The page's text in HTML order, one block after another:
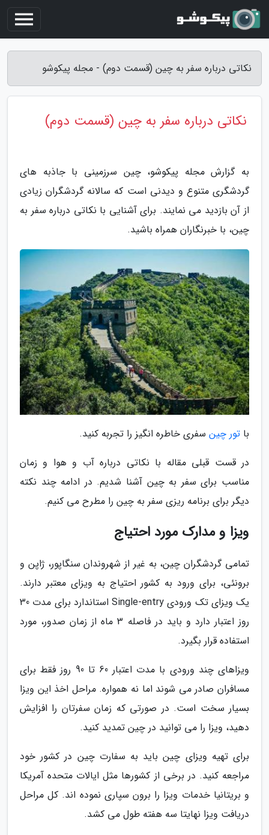
نکاتی درباره سفر به چین (قسمت دوم) - مجله پیکوشو
نکاتی درباره سفر به چین (قسمت دوم)
به گزارش مجله پیکوشو، چین سرزمینی با جاذبه های
گردشگری متنوع و دیدنی است که سالانه گردشگران زیادی
از آن بازدید می نمایند. برای آشنایی با نکاتی درباره سفر به
چین، با خبرنگاران همراه باشید.
با تور چین سفری خاطره انگیز را تجربه کنید.
در قست قبلی مقاله با نکاتی درباره آب و هوا و زمان
مناسب برای سفر به چین آشنا شدیم. در ادامه چند نکته
دیگر برای برنامه ریزی سفر به چین را مطرح می کنیم.
ویزا و مدارک مورد احتیاج
تمامی گردشگران چین، به غیر از شهروندان سنگاپور، ژاپن و
برونئی، برای ورود به کشور احتیاج به ویزای معتبر دارند.
یک ویزای تک ورودی Single-entry استاندارد برای مدت 30
روز اعتبار دارد و باید در فاصله 3 ماه از زمان صدور، مورد
استفاده قرار بگیرد.
ویزاهای چند ورودی با مدت اعتبار 60 تا 90 روز فقط برای
مسافران صادر می شوند اما نه همواره. مراحل اخذ این ویزا
بسیار سخت است. در صورتی که زمان سفرتان را افزایش
دهید، ویزا را می توانید در چین تمدید کنید.
برای تهیه ویزای چین باید به سفارت چین در کشور خود
مراجعه کنید. در برخی از کشورها مثل ایالات متحده آمریکا
و بریتانیا خدمات ویزا را برون سپاری نموده اند. کل مراحل
دریافت ویزا نهایتا سه هفته طول می کشد.